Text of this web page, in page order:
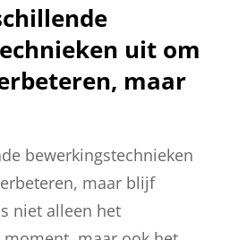
uit om
maar
bewerkingstechnieken
maar blijf
niet alleen het